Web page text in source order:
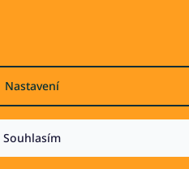
Nastavení
Souhlasím